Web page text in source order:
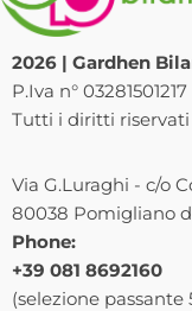
2026 | Gardhen
P.Iva n° 03281501217
Tutti i diritti riservati
Via G.Luraghi - c/o
80038 Pomigliano
Phone:
+39 081 8692160
(selezione passante